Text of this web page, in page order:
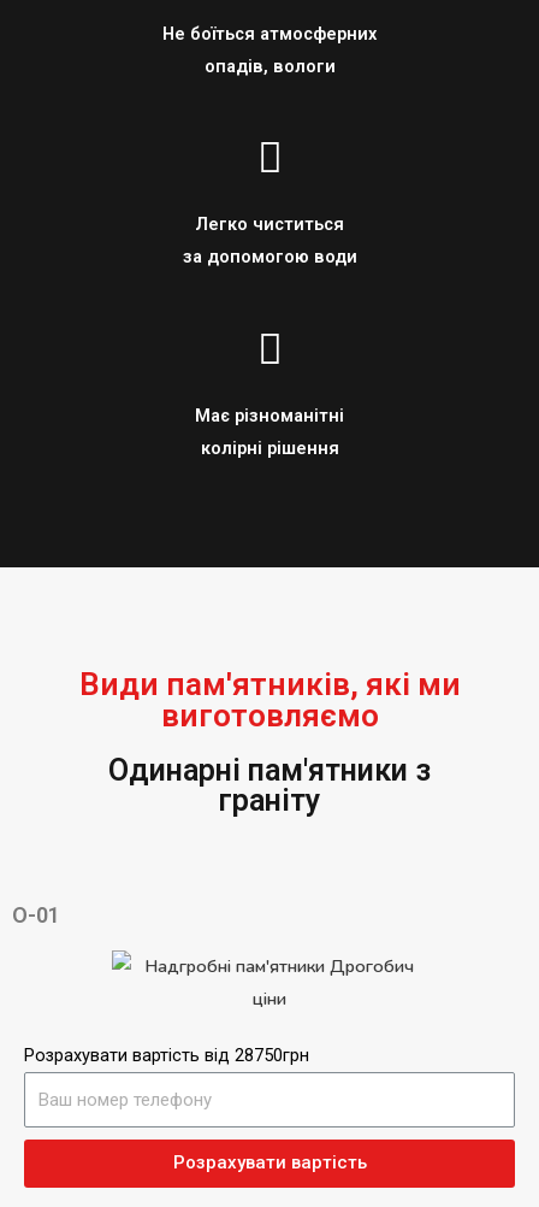
Не боїться атмосферних
опадів, вологи
Легко чиститься
за допомогою води
Має різноманітні
колірні рішення
Види пам'ятників, які ми
виготовляємо
Одинарні пам'ятники з
граніту
О-01
Розрахувати вартість від 28750грн
Розрахувати вартість